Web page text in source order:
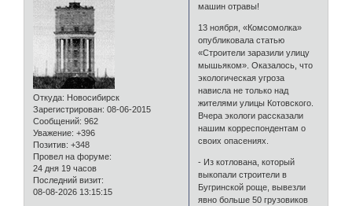
Откуда: Новосибирск
Зарегистрирован: 08-06-2015
Сообщений: 962
Уважение: +396
Позитив: +348
Провел на форуме:
24 дня 19 часов
Последний визит:
08-08-2026 13:15:15
машин отравы!
13 ноября, «Комсомолка»
опубликовала статью
«Строители заразили улицу
мышьяком». Оказалось, что
экологическая угроза
нависла не только над
жителями улицы Котовского.
Вчера экологи рассказали
нашим корреспондентам о
своих опасениях.
- Из котлована, который
выкопали строители в
Бугринской роще, вывезли
явно больше 50 грузовиков